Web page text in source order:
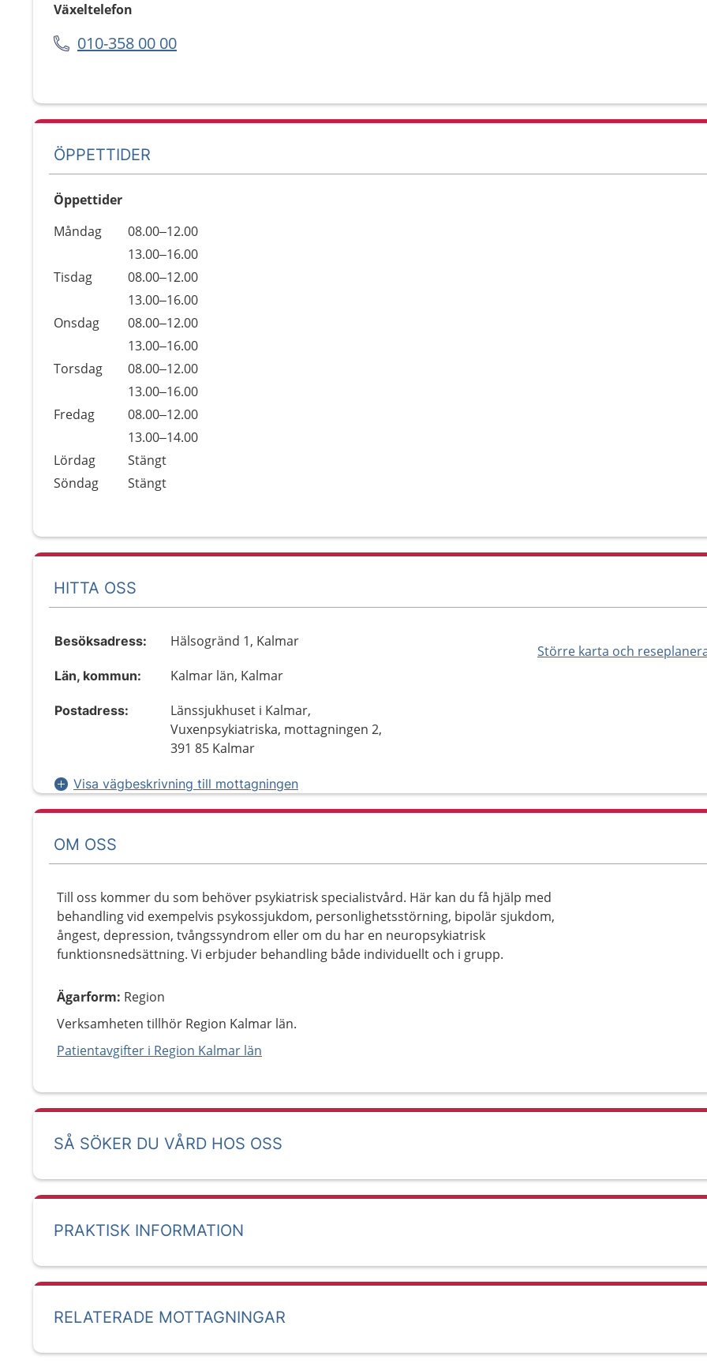
Växeltelefon
010-358 00 00
ÖPPETTIDER
Öppettider
Dag
Öppettider
Kommentarer
Måndag
08.00–12.00
13.00–16.00
Tisdag
08.00–12.00
13.00–16.00
Onsdag
08.00–12.00
13.00–16.00
Torsdag
08.00–12.00
13.00–16.00
Fredag
08.00–12.00
13.00–14.00
Lördag
Stängt
Söndag
Stängt
HITTA OSS
Större karta och
Besöksadress: Hälsogränd 1, Kalmar
Län, kommun: Kalmar län, Kalmar
Postadress:
Länssjukhuset i Kalmar,
Vuxenpsykiatriska, mottagningen 2,
391 85 Kalmar
Visa vägbeskrivning till mottagningen
OM OSS
Till oss kommer du som behöver psykiatrisk specialistvård. Här kan du få hjälp med
behandling vid exempelvis psykossjukdom, personlighetsstörning, bipolär sjukdom,
ångest, depression, tvångssyndrom eller om du har en neuropsykiatrisk
funktionsnedsättning. Vi erbjuder behandling både individuellt och i grupp.
Ägarform: Region
Verksamheten tillhör Region Kalmar län.
Patientavgifter i Region Kalmar län
SÅ SÖKER DU VÅRD HOS OSS
PRAKTISK INFORMATION
RELATERADE MOTTAGNINGAR